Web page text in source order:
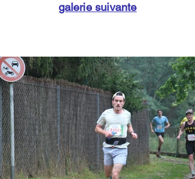
galerie suivante